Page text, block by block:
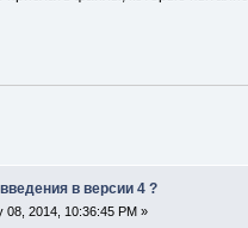
в версии 4 ?
08, 2014, 10:36:45 PM »